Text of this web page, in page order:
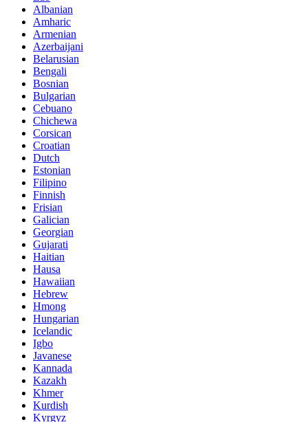
Albanian
Amharic
Armenian
Azerbaijani
Belarusian
Bengali
Bosnian
Bulgarian
Cebuano
Chichewa
Corsican
Croatian
Dutch
Estonian
Filipino
Finnish
Frisian
Galician
Georgian
Gujarati
Haitian
Hausa
Hawaiian
Hebrew
Hmong
Hungarian
Icelandic
Igbo
Javanese
Kannada
Kazakh
Khmer
Kurdish
Kyrgyz